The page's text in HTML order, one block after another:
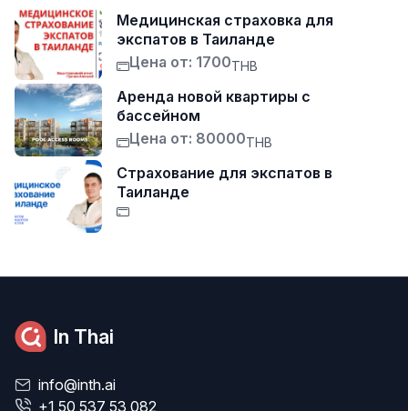
Медицинская страховка для
экспатов в Таиланде
Цена от: 1700THB
Аренда новой квартиры с
бассейном
Цена от: 80000THB
Страхование для экспатов в
Таиланде
In Thai
info@inth.ai
+1 50 537 53 082